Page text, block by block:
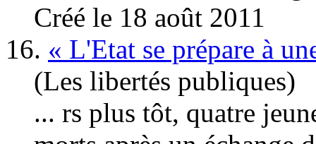
Créé le 18 août 2011
16. « L'Etat se prépare à
(Les libertés publiques)
... rs plus tôt, quatre